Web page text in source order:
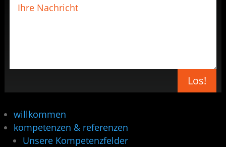
Los!
willkommen
kompetenzen & referenzen
Unsere Kompetenzfelder